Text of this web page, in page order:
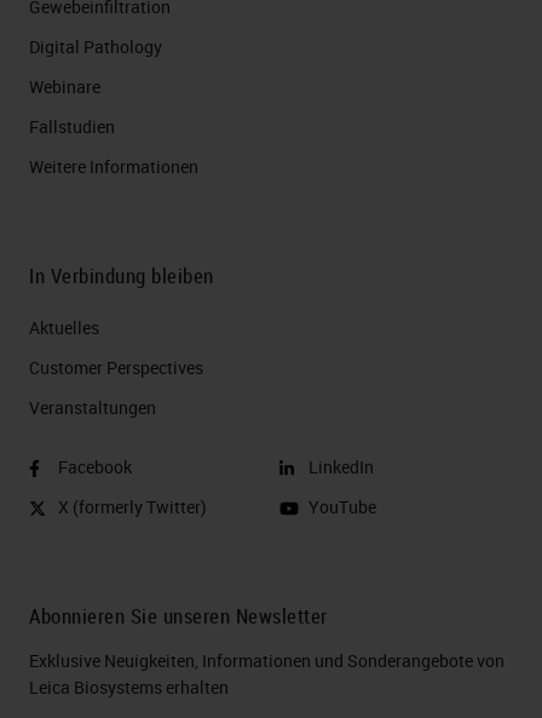
Gewebeinfiltration
Digital Pathology
Webinare
Fallstudien
Weitere Informationen
In Verbindung bleiben
Aktuelles
Customer Perspectives​
Veranstaltungen
Facebook
X (formerly Twitter)
LinkedIn
YouTube
Abonnieren Sie unseren Newsletter
Exklusive Neuigkeiten, Informationen und Sonderangebote von
Leica Biosystems erhalten